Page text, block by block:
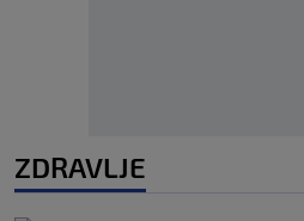
ZDRAVLJE